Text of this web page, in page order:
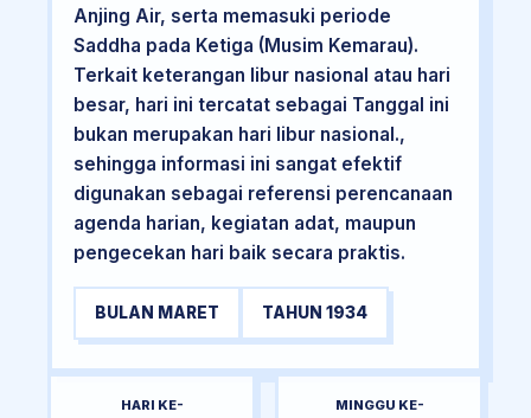
Anjing Air, serta memasuki periode
Saddha pada Ketiga (Musim Kemarau).
Terkait keterangan libur nasional atau hari
besar, hari ini tercatat sebagai Tanggal ini
bukan merupakan hari libur nasional.,
sehingga informasi ini sangat efektif
digunakan sebagai referensi perencanaan
agenda harian, kegiatan adat, maupun
pengecekan hari baik secara praktis.
BULAN MARET TAHUN 1934
HARI KE- MINGGU KE-